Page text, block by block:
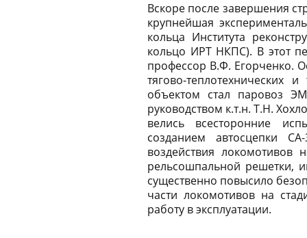
Вскоре после завершения
крупнейшая
кольца Института
кольцо ИРТ НКПС). В этот
профессор В.Ф. Егорченко.
тягово-теплотехнических
объектом стал паровоз
руководством к.т.н. Т.Н.
велись всесторонние
созданием автосцепки
воздействия
рельсошпальной решетки,
существенно повысило
части локомотивов на
работу в эксплуатации.